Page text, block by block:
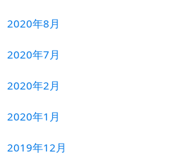
2020年8月
2020年7月
2020年2月
2020年1月
2019年12月